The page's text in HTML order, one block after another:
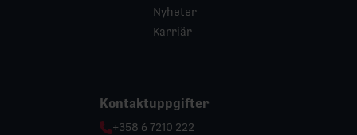
Nyheter
Karriär
Kontaktuppgifter
Phone:
+358 6 7210 222